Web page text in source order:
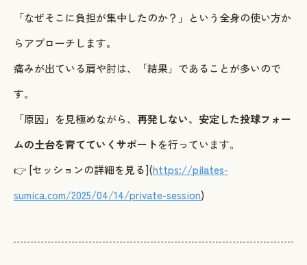
「なぜそこに負担が集中したのか？」という全身の使い方か
らアプローチします。
痛みが出ている肩や肘は、「結果」であることが多いので
す。
「原因」を見極めながら、 再発しない、安定した投球フォー
ムの土台を育てていくサポートを行っています。
👉 [セッションの詳細を見る](https://pilates-
sumica.com/2025/04/14/private-session)